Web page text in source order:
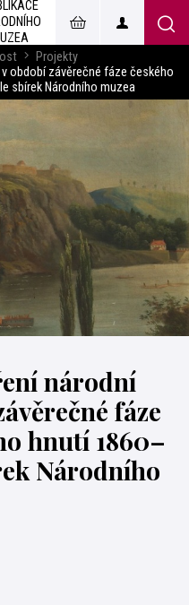
Projekty
období závěrečné fáze českého
sbírek Národního muzea
národní
fáze
hnutí 1860–
Národního